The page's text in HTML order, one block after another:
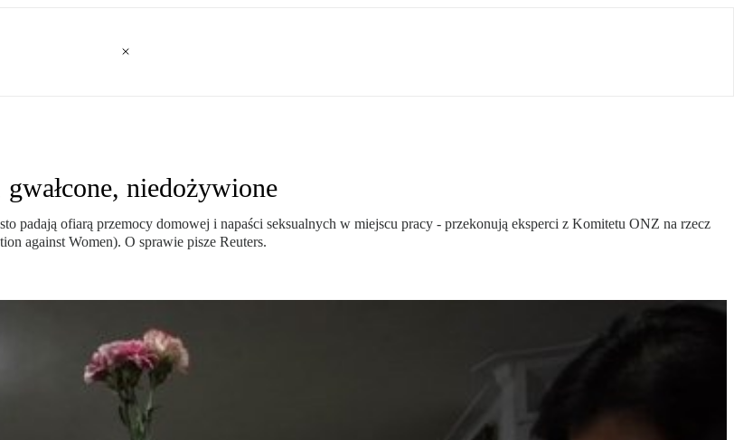
niedożywione
padają ofiarą przemocy domowej i napaści seksualnych w miejscu pracy - przekonują eksperci z Komitetu ONZ na rzecz
against Women). O sprawie pisze Reuters.